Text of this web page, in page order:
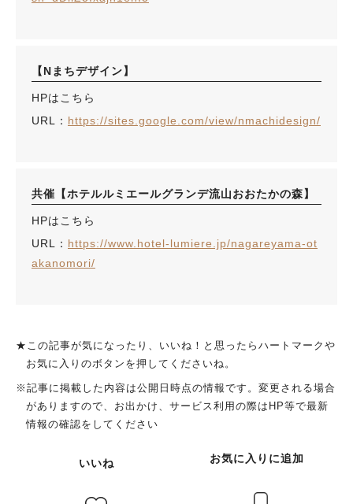
【Nまちデザイン】
HPはこちら
URL： https://sites.google.com/view/nmachidesign/
共催【ホテルルミエールグランデ流山おおたかの森】
HPはこちら
URL： https://www.hotel-lumiere.jp/nagareyama-ot
akanomori/
★この記事が気になったり、いいね！と思ったらハートマークや
お気に入りのボタンを押してくださいね。
※記事に掲載した内容は公開日時点の情報です。変更される場合
がありますので、お出かけ、サービス利用の際はHP等で最新
情報の確認をしてください
いいね お気に入りに追加
人気のキーワード
#ラーメン #ショッピング#カフェ #スイーツ#パン#カレー #柏駅
#イベント#公園#教えたい／教えて投稿記事